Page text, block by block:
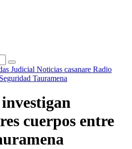
Judicial Noticias casanare Radio
Seguridad Tauramena
cuerpos entre